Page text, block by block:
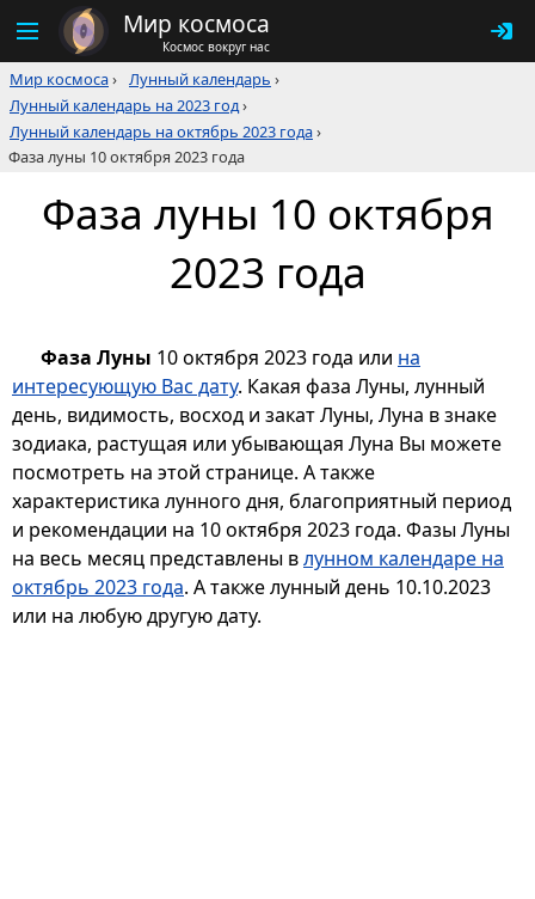
Мир космоса
Космос вокруг нас
Мир космоса› Лунный календарь ›
Лунный календарь на 2023 год›
Лунный календарь на октябрь 2023 года›
Фаза луны 10 октября 2023 года
Фаза луны 10 октября
2023 года
Фаза Луны 10 октября 2023 года или на
интересующую Вас дату. Какая фаза Луны, лунный
день, видимость, восход и закат Луны, Луна в знаке
зодиака, растущая или убывающая Луна Вы можете
посмотреть на этой странице. А также
характеристика лунного дня, благоприятный период
и рекомендации на 10 октября 2023 года. Фазы Луны
на весь месяц представлены влунном календаре на
октябрь 2023 года. А также лунный день 10.10.2023
или на любую другую дату.